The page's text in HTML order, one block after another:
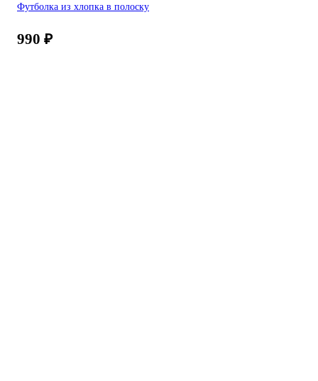
Футболка из хлопка в полоску
990 ₽